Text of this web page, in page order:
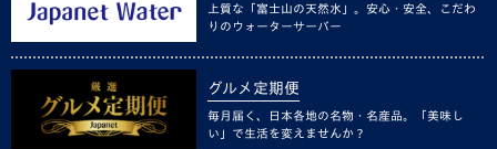
上質な「富士山の天然水」。安心・安全、こだわ
りのウォーターサーバー
グルメ定期便
毎月届く、日本各地の名物・名産品。「美味し
い」で生活を変えませんか？